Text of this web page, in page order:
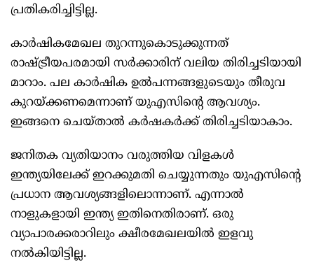
പ്രതികരിച്ചിട്ടില്ല.
കാർഷികമേഖല തുറന്നുകൊടുക്കുന്നത്
രാഷ്ട്രീയപരമായി സർക്കാരിന് വലിയ തിരിച്ചടിയായി
മാറാം. പല കാർഷിക ഉൽപന്നങ്ങളുടെയും തീരുവ
കുറയ്ക്കണമെന്നാണ് യുഎസിന്റെ ആവശ്യം.
ഇങ്ങനെ ചെയ്താൽ കർഷകർക്ക് തിരിച്ചടിയാകാം.
ജനിതക വ്യതിയാനം വരുത്തിയ വിളകൾ
ഇന്ത്യയിലേക്ക് ഇറക്കുമതി ചെയ്യുന്നതും യുഎസിന്റെ
പ്രധാന ആവശ്യങ്ങളിലൊന്നാണ്. എന്നാൽ
നാളുകളായി ഇന്ത്യ ഇതിനെതിരാണ്. ഒരു
വ്യാപാരക്കരാറിലും ക്ഷീരമേഖലയിൽ ഇളവു
നൽകിയിട്ടില്ല.